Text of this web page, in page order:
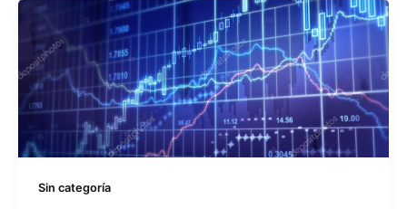
Sin categoría
Inversión
en
la
nueva
normalidad